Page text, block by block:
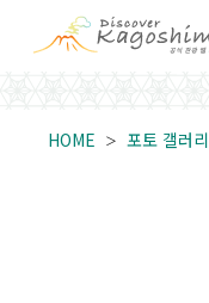
HOME 포토 갤러리